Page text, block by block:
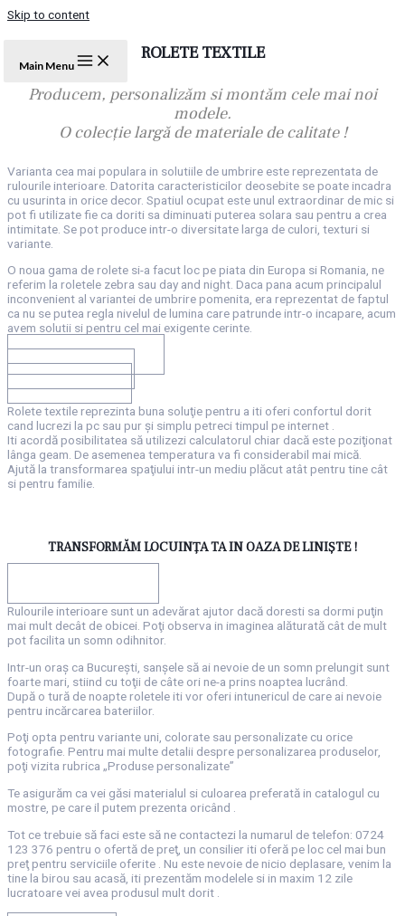
Skip to content
Main Menu
ROLETE TEXTILE
​Producem, personalizăm si montăm cele mai noi
modele.
O colecţie largă de materiale de calitate !
Varianta cea mai populara in solutiile de umbrire este reprezentata de
rulourile interioare. Datorita caracteristicilor deosebite se poate incadra
cu usurinta in orice decor. Spatiul ocupat este unul extraordinar de mic si
pot fi utilizate fie ca doriti sa diminuati puterea solara sau pentru a crea
intimitate. Se pot produce intr-o diversitate larga de culori, texturi si
variante.
O noua gama de rolete si-a facut loc pe piata din Europa si Romania, ne
referim la roletele zebra sau day and night. Daca pana acum principalul
inconvenient al variantei de umbrire pomenita, era reprezentat de faptul
ca nu se putea regla nivelul de lumina care patrunde intr-o incapare, acum
avem solutii si pentru cel mai exigente cerinte.
ROLETE SEMIOPACE
ROLETE OPACE
Rolete textile reprezinta buna soluţie pentru a iti oferi confortul dorit
cand lucrezi la pc sau pur şi simplu petreci timpul pe internet .
Iti acordă posibilitatea să utilizezi calculatorul chiar dacă este poziţionat
lânga geam. De asemenea temperatura va fi considerabil mai mică.
Ajută la transformarea spaţiului intr-un mediu plăcut atât pentru tine cât
si pentru familie.
TRANSFORMĂM LOCUINŢA TA IN OAZA DE LINIŞTE !
Rulourile interioare sunt un adevărat ajutor dacă doresti sa dormi puţin
mai mult decât de obicei. Poţi observa in imaginea alăturată cât de mult
pot facilita un somn odihnitor.
Intr-un oraş ca Bucureşti, sanşele să ai nevoie de un somn prelungit sunt
foarte mari, stiind cu toţii de câte ori ne-a prins noaptea lucrând.
După o tură de noapte roletele iti vor oferi intunericul de care ai nevoie
pentru incărcarea bateriilor.
Poţi opta pentru variante uni, colorate sau personalizate cu orice
fotografie. Pentru mai multe detalii despre personalizarea produselor,
poţi vizita rubrica „Produse personalizate”
Te asigurăm ca vei găsi materialul si culoarea preferată in catalogul cu
mostre, pe care il putem prezenta oricând .
Tot ce trebuie să faci este să ne contactezi la numarul de telefon: 0724
123 376 pentru o ofertă de preţ, un consilier iti oferă pe loc cel mai bun
preţ pentru serviciile oferite . Nu este nevoie de nicio deplasare, venim la
tine la birou sau acasă, iti prezentăm modelele si in maxim 12 zile
lucratoare vei avea produsul mult dorit .